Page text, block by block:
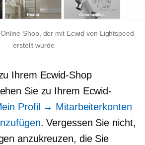
Shop, der mit Ecwid von Lightspeed
erstellt wurde
Ihrem Ecwid-Shop
Sie zu Ihrem Ecwid-
Profil → Mitarbeiterkonten
. Vergessen Sie nicht,
anzukreuzen, die Sie